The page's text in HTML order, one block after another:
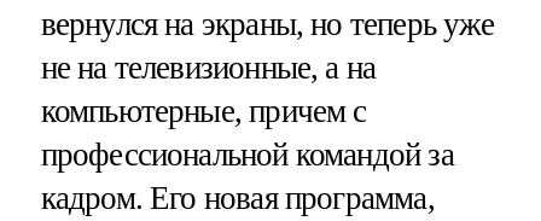
вернулся на экраны, но теперь уже
не на телевизионные, а на
компьютерные, причем с
профессиональной командой за
кадром. Его новая программа,